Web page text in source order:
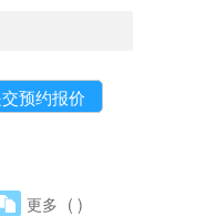
更多 ( )